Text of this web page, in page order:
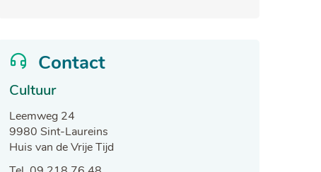
Contact
Cultuur
Adres
Leemweg 24
,9980 Sint-Laureins
Huis van de Vrije Tijd